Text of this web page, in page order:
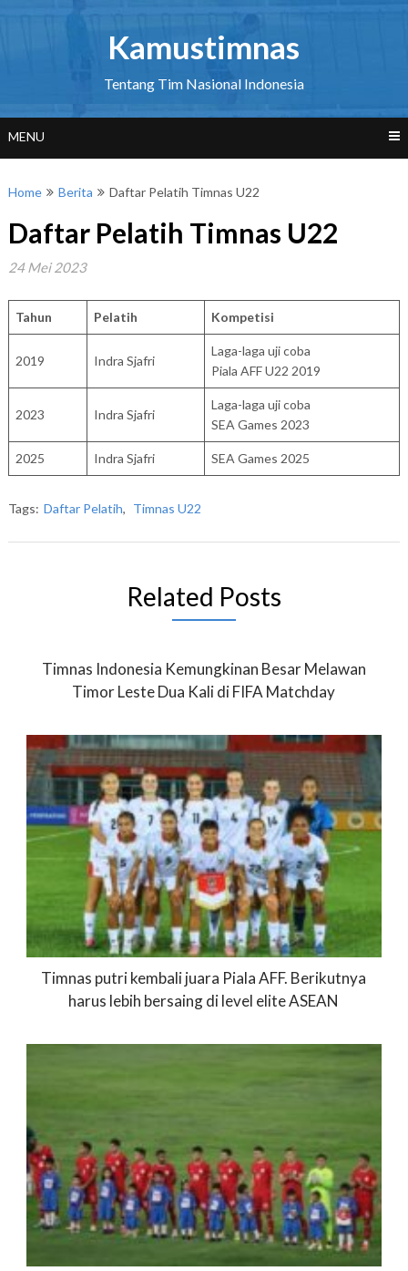
Kamustimnas
Tentang Tim Nasional Indonesia
MENU
Home Berita Daftar Pelatih Timnas U22
Daftar Pelatih Timnas U22
24 Mei 2023
Tahun Pelatih Kompetisi
2019 Indra Sjafri
Laga-laga uji coba
Piala AFF U22 2019
2023 Indra Sjafri
Laga-laga uji coba
SEA Games 2023
2025 Indra Sjafri SEA Games 2025
Tags: Daftar Pelatih, Timnas U22
Related Posts
Timnas Indonesia Kemungkinan Besar Melawan
Timor Leste Dua Kali di FIFA Matchday
Timnas putri kembali juara Piala AFF. Berikutnya
harus lebih bersaing di level elite ASEAN